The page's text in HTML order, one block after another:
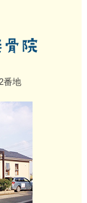
番地